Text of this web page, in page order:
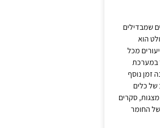
שמבדילים
הוא
מכל
במערכת
זמן נוסף
של כלים
מצגות, סקרים
החומר